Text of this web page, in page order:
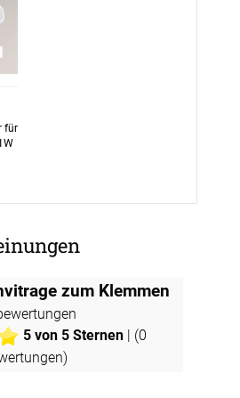
für
zum Klemmen
5 von 5 Sternen | (0